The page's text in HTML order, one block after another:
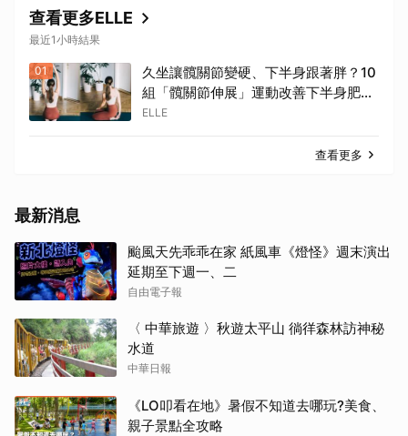
查看更多ELLE
最近1小時結果
01
久坐讓髖關節變硬、下半身跟著胖？10
組「髖關節伸展」運動改善下半身肥胖
與骨盆歪斜 | ELLE
ELLE
查看更多
最新消息
颱風天先乖乖在家 紙風車《燈怪》週末演出
延期至下週一、二
自由電子報
〈 中華旅遊 〉秋遊太平山 徜徉森林訪神秘
水道
中華日報
《LO叩看在地》暑假不知道去哪玩?美食、
親子景點全攻略